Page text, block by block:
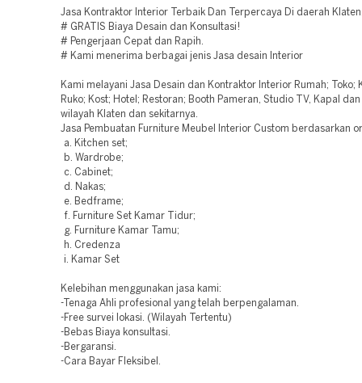
Jasa Kontraktor Interior Terbaik Dan Terpercaya Di daerah
# GRATIS Biaya Desain dan Konsultasi!
# Pengerjaan Cepat dan Rapih.
# Kami menerima berbagai jenis Jasa desain Interior
Kami melayani Jasa Desain dan Kontraktor Interior Rumah; Toko;
Ruko; Kost; Hotel; Restoran; Booth Pameran, Studio TV, Kapal
wilayah Klaten dan sekitarnya.
Jasa Pembuatan Furniture Meubel Interior Custom berdasarkan
a. Kitchen set;
b. Wardrobe;
c. Cabinet;
d. Nakas;
e. Bedframe;
f. Furniture Set Kamar Tidur;
g. Furniture Kamar Tamu;
h. Credenza
i. Kamar Set
Kelebihan menggunakan jasa kami:
-Tenaga Ahli profesional yang telah berpengalaman.
-Free survei lokasi. (Wilayah Tertentu)
-Bebas Biaya konsultasi.
-Bergaransi.
-Cara Bayar Fleksibel.